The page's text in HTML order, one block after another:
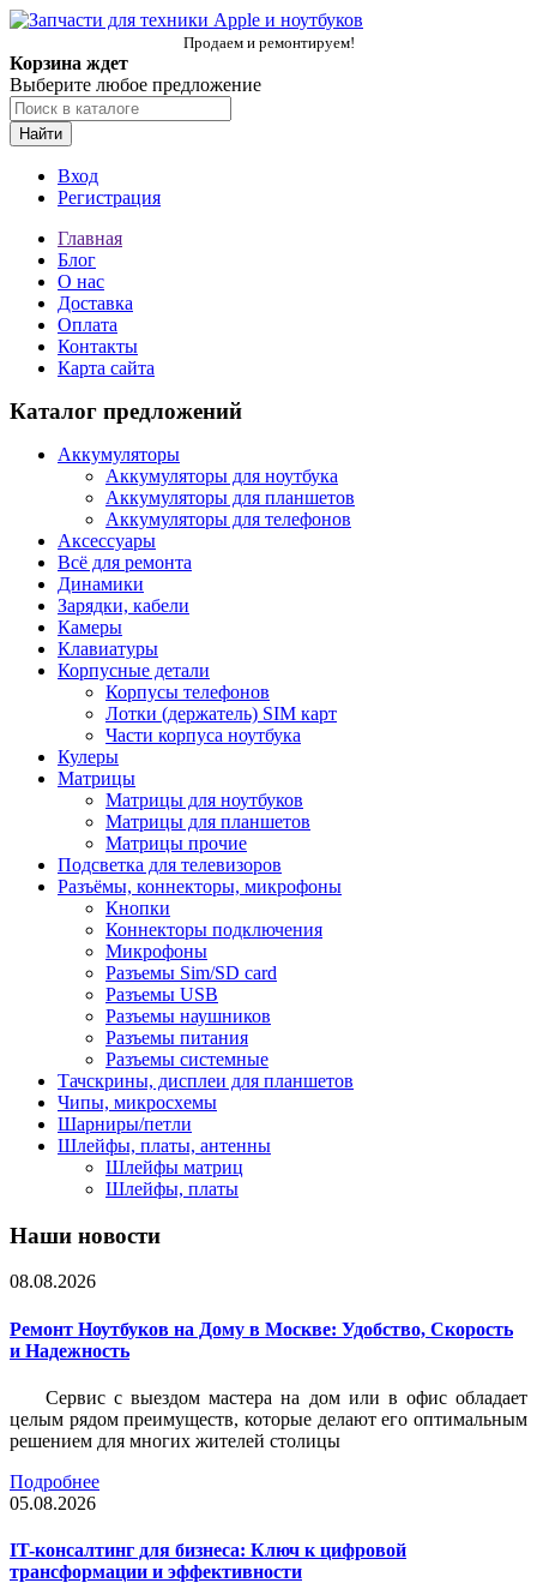
Продаем и ремонтируем!
Корзина ждет
Выберите любое предложение
Найти
Вход
Регистрация
Главная
Блог
О нас
Доставка
Оплата
Контакты
Карта сайта
Каталог предложений
Аккумуляторы
Аккумуляторы для ноутбука
Аккумуляторы для планшетов
Аккумуляторы для телефонов
Аксессуары
Всё для ремонта
Динамики
Зарядки, кабели
Камеры
Клавиатуры
Корпусные детали
Корпусы телефонов
Лотки (держатель) SIM карт
Части корпуса ноутбука
Кулеры
Матрицы
Матрицы для ноутбуков
Матрицы для планшетов
Матрицы прочие
Подсветка для телевизоров
Разъёмы, коннекторы, микрофоны
Кнопки
Коннекторы подключения
Микрофоны
Разъемы Sim/SD card
Разъемы USB
Разъемы наушников
Разъемы питания
Разъемы системные
Тачскрины, дисплеи для планшетов
Чипы, микросхемы
Шарниры/петли
Шлейфы, платы, антенны
Шлейфы матриц
Шлейфы, платы
Наши новости
08.08.2026
Ремонт Ноутбуков на Дому в Москве: Удобство, Скорость
и Надежность
Сервис с выездом мастера на дом или в офис обладает
целым рядом преимуществ, которые делают его оптимальным
решением для многих жителей столицы
Подробнее
05.08.2026
IT-консалтинг для бизнеса: Ключ к цифровой
трансформации и эффективности